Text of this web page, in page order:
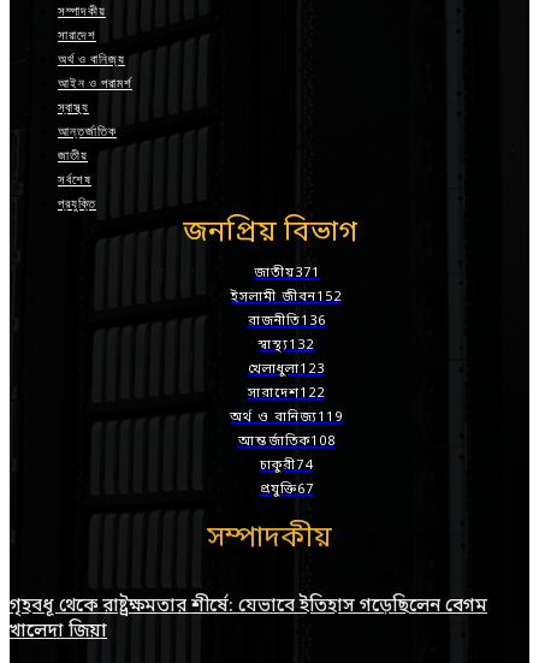
সম্পাদকীয়
সারাদেশ
অর্থ ও বানিজ্য
আইন ও পরামর্শ
স্বাস্থ্য
আন্তর্জাতিক
জাতীয়
সর্বশেষ
প্রযুক্তি
জনপ্রিয় বিভাগ
জাতীয়371
ইসলামী জীবন152
রাজনীতি136
স্বাস্থ্য132
খেলাধুলা123
সারাদেশ122
অর্থ ও বানিজ্য119
আন্তর্জাতিক108
চাকুরী74
প্রযুক্তি67
সম্পাদকীয়
গৃহবধূ থেকে রাষ্ট্রক্ষমতার শীর্ষে: যেভাবে ইতিহাস গড়েছিলেন বেগম
খালেদা জিয়া